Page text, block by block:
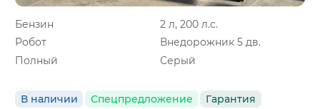
Бензин
2 л, 200 л.с.
Робот
Внедорожник 5 дв.
Полный
Серый
В наличии Спецпредложение
Гарантия